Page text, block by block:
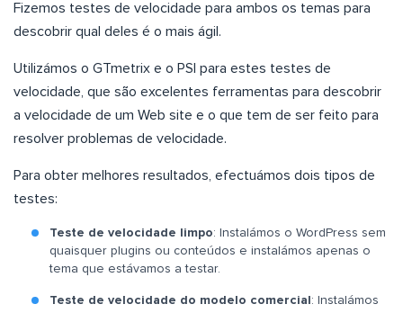
Fizemos testes de velocidade para ambos os temas para
descobrir qual deles é o mais ágil.
Utilizámos o GTmetrix e o PSI para estes testes de
velocidade, que são excelentes ferramentas para descobrir
a velocidade de um Web site e o que tem de ser feito para
resolver problemas de velocidade.
Para obter melhores resultados, efectuámos dois tipos de
testes:
Teste de velocidade limpo: Instalámos o WordPress sem
quaisquer plugins ou conteúdos e instalámos apenas o
tema que estávamos a testar.
Teste de velocidade do modelo comercial : Instalámos